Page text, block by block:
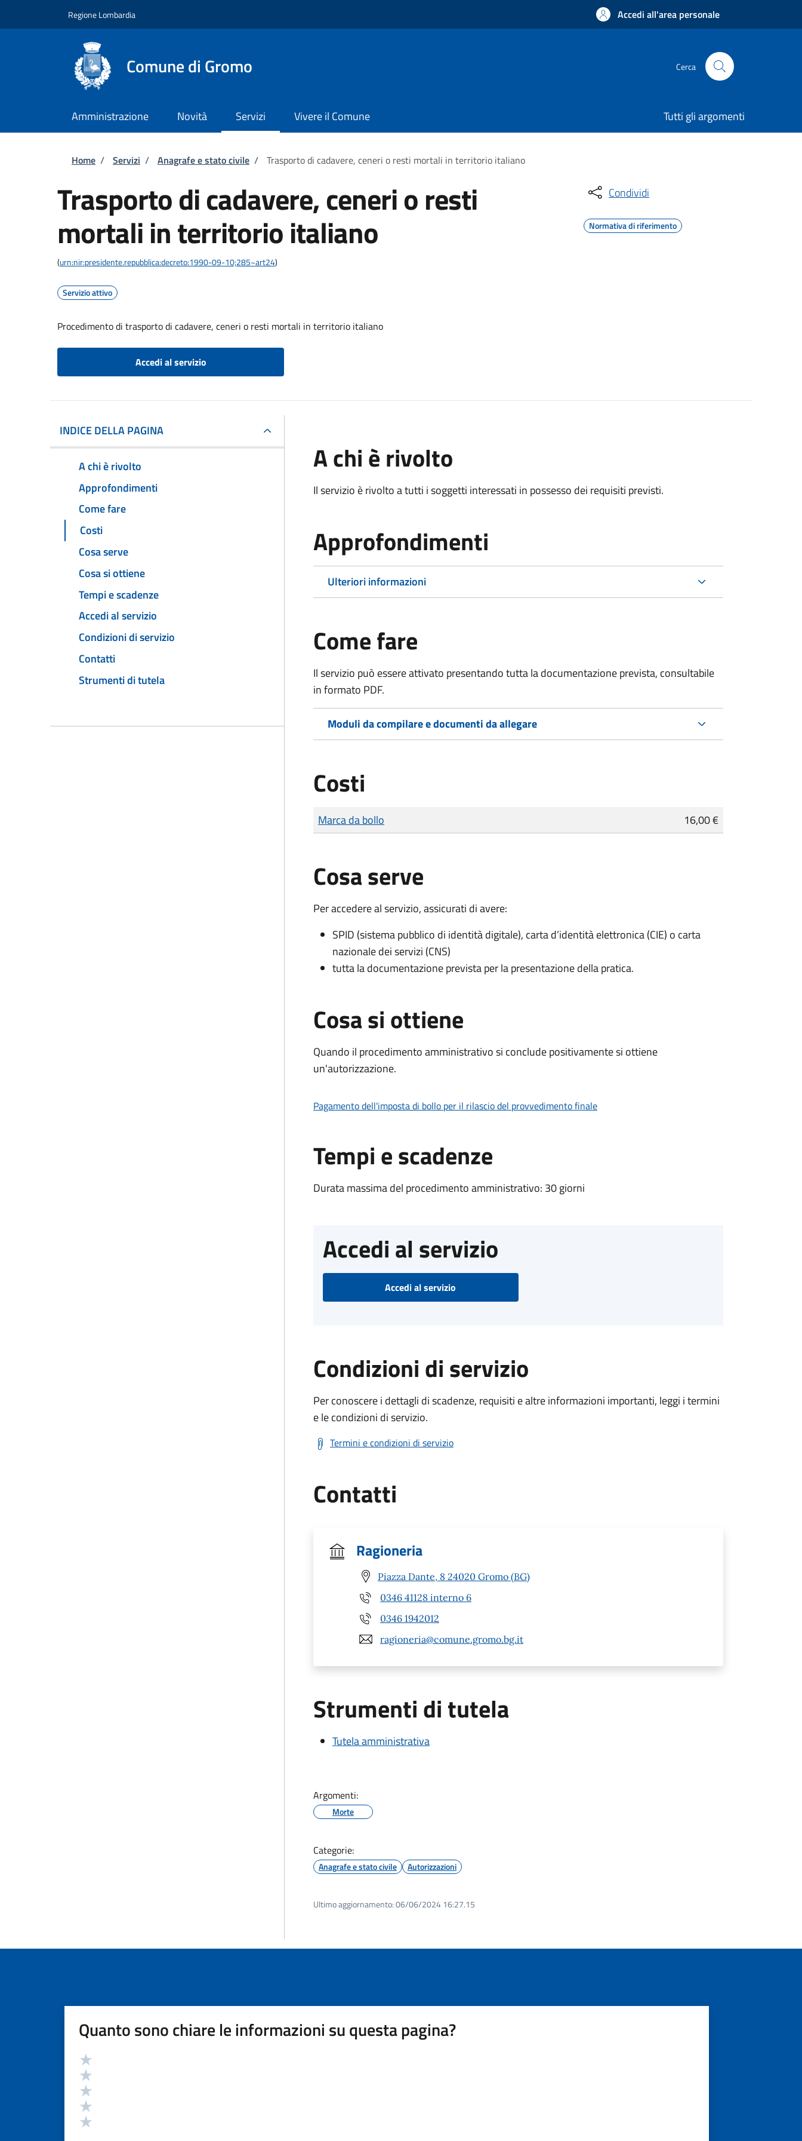
Regione Lombardia Accedi all'area personale
Comune di Gromo Cerca
Amministrazione Novità Servizi Vivere il Comune Tutti gli argomenti
Briciole di pane
Home / Servizi / Anagrafe e stato civile / Trasporto di cadavere, ceneri o resti mortali in territorio italiano
Trasporto di cadavere, ceneri o resti
mortali in territorio italiano
(urn:nir:presidente.repubblica:decreto:1990-09-10;285~art24)
Servizio attivo
Procedimento di trasporto di cadavere, ceneri o resti mortali in territorio italiano
Accedi al servizio
Condividi
Normativa di riferimento
INDICE DELLA PAGINA
A chi è rivolto
Approfondimenti
Come fare
Costi
Cosa serve
Cosa si ottiene
Tempi e scadenze
Accedi al servizio
Condizioni di servizio
Contatti
Strumenti di tutela
A chi è rivolto
Il servizio è rivolto a tutti i soggetti interessati in possesso dei requisiti previsti.
Approfondimenti
Ulteriori informazioni
Come fare
Il servizio può essere attivato presentando tutta la documentazione prevista, consultabile
in formato PDF.
Moduli da compilare e documenti da allegare
Costi
Tipo di pagamento
Importo
Marca da bollo 16,00 €
Cosa serve
Per accedere al servizio, assicurati di avere:
SPID (sistema pubblico di identità digitale), carta d’identità elettronica (CIE) o carta
nazionale dei servizi (CNS)
tutta la documentazione prevista per la presentazione della pratica.
Cosa si ottiene
Quando il procedimento amministrativo si conclude positivamente si ottiene
un'autorizzazione.
Pagamento dell'imposta di bollo per il rilascio del provvedimento finale
Tempi e scadenze
Durata massima del procedimento amministrativo: 30 giorni
Accedi al servizio
Accedi al servizio
Condizioni di servizio
Per conoscere i dettagli di scadenze, requisiti e altre informazioni importanti, leggi i termini
e le condizioni di servizio.
Termini e condizioni di servizio
Contatti
Ragioneria
Piazza Dante, 8 24020 Gromo (BG)
0346 41128 interno 6
0346 1942012
ragioneria@comune.gromo.bg.it
Strumenti di tutela
Tutela amministrativa
Argomenti:
Morte
Categorie:
Anagrafe e stato civile Autorizzazioni
Ultimo aggiornamento:06/06/2024 16:27.15
Quanto sono chiare le informazioni su questa pagina?
Valutazione